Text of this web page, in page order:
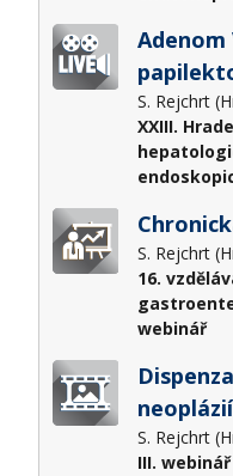
S. Rejchrt
XXIII.
S. Rejchrt
16.
webinář
neoplázií
S. Rejchrt
III.